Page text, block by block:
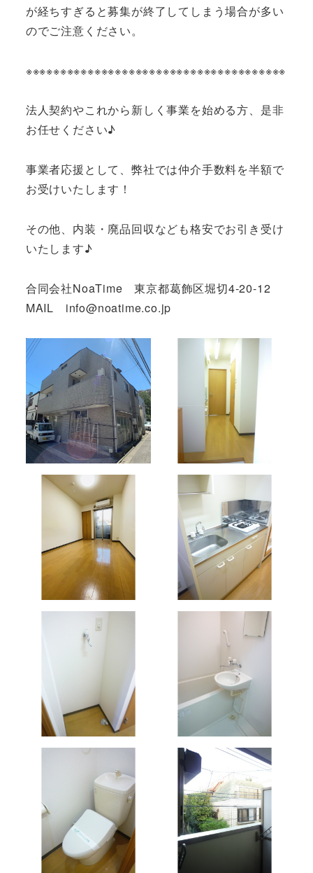
が経ちすぎると募集が終了してしまう場合が多い
のでご注意ください。
※※※※※※※※※※※※※※※※※※※※※※※※※※※※※※※※※※※※※※
法人契約やこれから新しく事業を始める方、是非
お任せください♪
事業者応援として、弊社では仲介手数料を半額で
お受けいたします！
その他、内装・廃品回収なども格安でお引き受け
いたします♪
合同会社NoaTime 東京都葛飾区堀切4-20-12
MAIL info@noatime.co.jp